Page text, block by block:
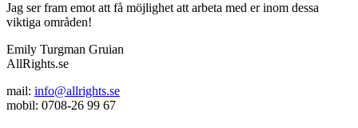
Jag ser fram emot att få möjlighet att arbeta med er inom dessa
viktiga områden!
Emily Turgman Gruian
AllRights.se
mail: info@allrights.se
mobil: 0708-26 99 67